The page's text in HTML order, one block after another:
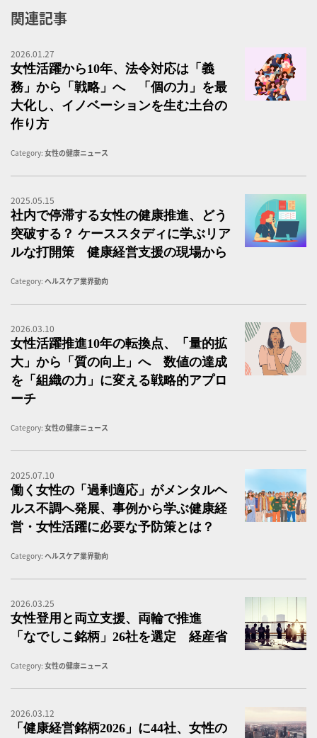
関連記事
2026.01.27
女性活躍から10年、法令対応は「義
務」から「戦略」へ 「個の力」を最
大化し、イノベーションを生む土台の
作り方
Category: 女性の健康ニュース
2025.05.15
社内で停滞する女性の健康推進、どう
突破する？ ケーススタディに学ぶリア
ルな打開策 健康経営支援の現場から
Category: ヘルスケア業界動向
2026.03.10
女性活躍推進10年の転換点、「量的拡
大」から「質の向上」へ 数値の達成
を「組織の力」に変える戦略的アプロ
ーチ
Category: 女性の健康ニュース
2025.07.10
働く女性の「過剰適応」がメンタルヘ
ルス不調へ発展、事例から学ぶ健康経
営・女性活躍に必要な予防策とは？
Category: ヘルスケア業界動向
2026.03.25
女性登用と両立支援、両輪で推進
「なでしこ銘柄」26社を選定 経産省
Category: 女性の健康ニュース
2026.03.12
「健康経営銘柄2026」に44社、女性の